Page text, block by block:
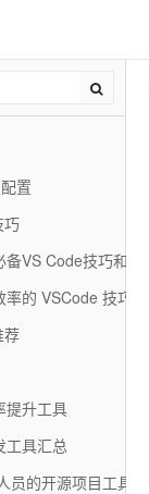
置
巧
VS Code技巧和窍门
的 VSCode 技巧
荐
提升工具
工具汇总
员的开源项目工具